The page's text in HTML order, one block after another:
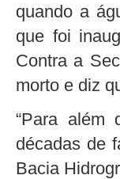
quando a
que foi
Contra a
morto e diz
“Para além
décadas de
Bacia